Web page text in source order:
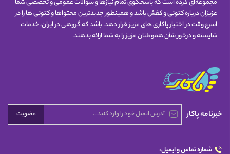
عزیزان دربارهکتونیوکفشباشد و همینطور جدیدترین محتواها وکتونیها را در
اسرع وقت در اختیار پاکاری های عزیز قرار دهد. باشد که گروهی در ایران، خدمات
شایسته و درخور شأن هموطنان عزیز را به شما ارائه بدهند.
خبرنامه پاکار عضویت
شماره تماس و ایمیل: